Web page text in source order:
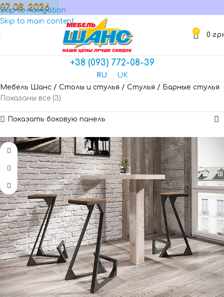
Skip to navigation
Skip to main content
МАГАЗИН
0 0
+38 (093) 772-08-39
RU
UK
Мебель Шанс / Столы и стулья / Стулья / Барные стулья
Показаны все (3)
Показать боковую панель
07. 08. 2026